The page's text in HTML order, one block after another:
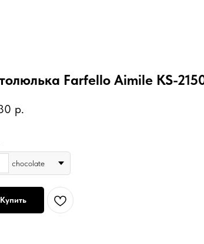
Farfello Aimile KS-
р.
chocolate
Купить